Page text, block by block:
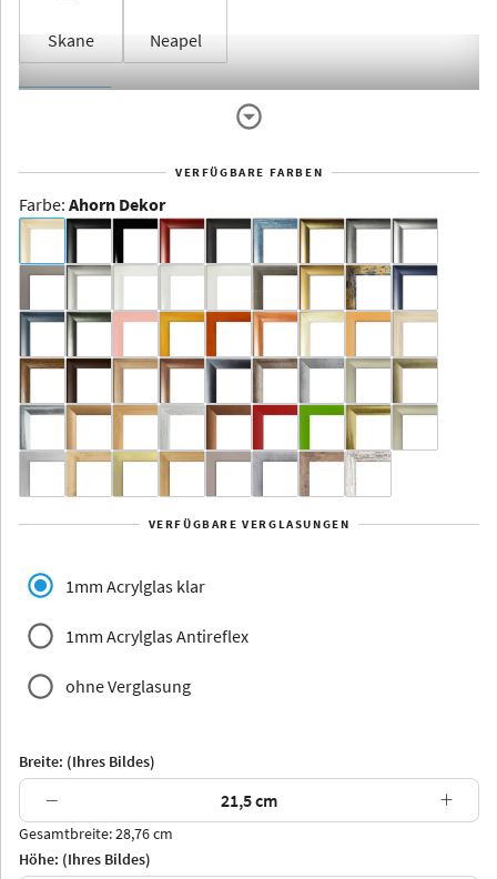
Skane Neapel
Dakota -
Rahmenloser
Aluminium
Yukon Alaska
Jersey Dauphine
Arran Luzern
VERFÜGBARE FARBEN
Farbe: Ahorn Dekor
VERFÜGBARE VERGLASUNGEN
1mm Acrylglas klar
1mm Acrylglas Antireflex
ohne Verglasung
Breite: (Ihres Bildes)
− +
Gesamtbreite: 28,76 cm
Höhe: (Ihres Bildes)